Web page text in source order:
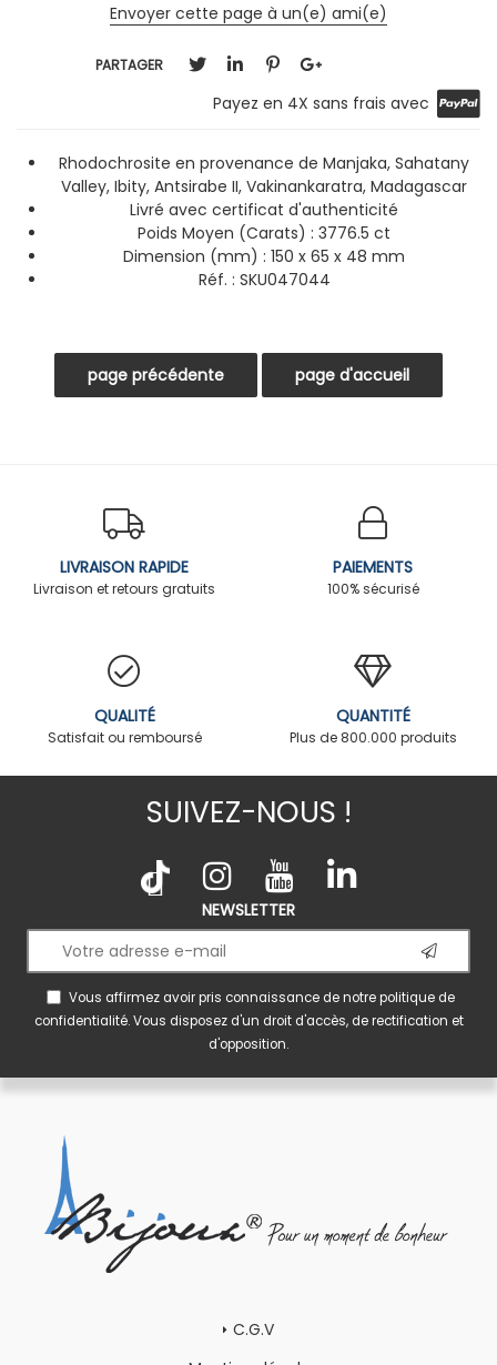
Envoyer cette page à un(e) ami(e)
PARTAGER
Payez en 4X sans frais avec
Rhodochrosite en provenance de Manjaka, Sahatany
Valley, Ibity, Antsirabe II, Vakinankaratra, Madagascar
Livré avec certificat d'authenticité
Poids Moyen (Carats) : 3776.5 ct
Dimension (mm) : 150 x 65 x 48 mm
Réf. : SKU047044
LIVRAISON RAPIDE
Livraison et retours gratuits
PAIEMENTS
100% sécurisé
QUALITÉ
Satisfait ou remboursé
QUANTITÉ
Plus de 800.000 produits
SUIVEZ-NOUS !
NEWSLETTER
Vous affirmez avoir pris connaissance de notrepolitique de
confidentialité. Vous disposez d'un droit d'accès, de rectification et
d'opposition.
C.G.V